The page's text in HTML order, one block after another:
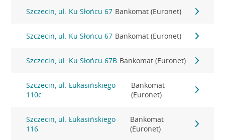
Szczecin, ul. Ku Słońcu 67 Bankomat (Euronet)
Szczecin, ul. Ku Słońcu 67 Bankomat (Euronet)
Szczecin, ul. Ku Słońcu 67B Bankomat (Euronet)
Szczecin, ul. Łukasińskiego
110c
Bankomat
(Euronet)
Szczecin, ul. Łukasińskiego
116
Bankomat
(Euronet)